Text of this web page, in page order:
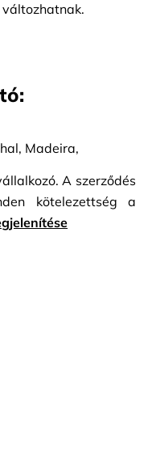
Madeira,
A szerződés
kötelezettség a